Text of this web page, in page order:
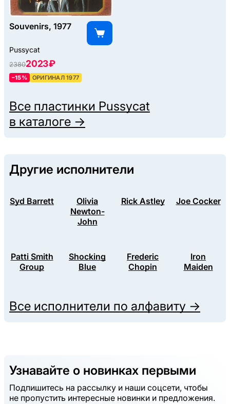
Souvenirs, 1977
Pussycat
23802023 ₽
–15% ОРИГИНАЛ 1977
Все пластинки Pussycat
в каталоге →
Другие исполнители
Syd Barrett
Olivia
Newton-
John
Rick Astley Joe Cocker
Patti Smith
Group
Shocking
Blue
Frederic
Chopin
Iron
Maiden
Все исполнители по алфавиту →
Узнавайте о новинках первыми
Подпишитесь на рассылку и наши соцсети, чтобы
не пропустить интересные новинки и предложения.